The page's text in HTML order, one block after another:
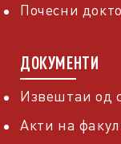
Почесни
ДОКУМЕНТИ
Извештаи од
Акти на